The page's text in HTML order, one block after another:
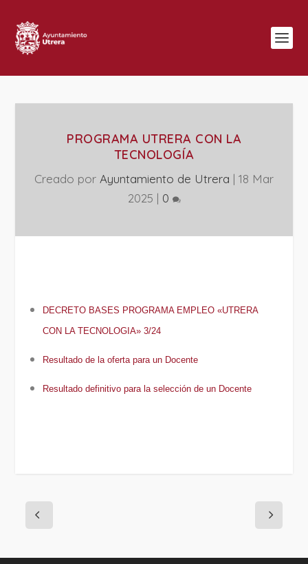
PROGRAMA UTRERA CON LA
TECNOLOGÍA
Creado por Ayuntamiento de Utrera | 18 Mar
2025 | 0
DECRETO BASES PROGRAMA EMPLEO «UTRERA
CON LA TECNOLOGIA» 3/24
Resultado de la oferta para un Docente
Resultado definitivo para la selección de un Docente